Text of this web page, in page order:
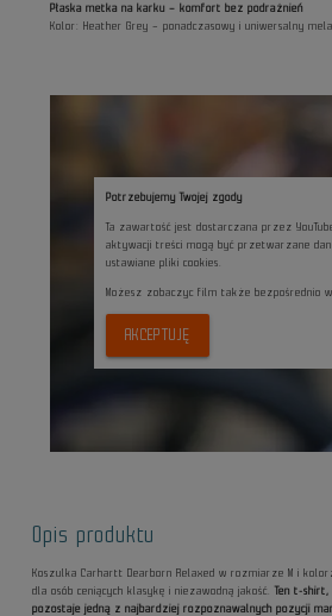
Płaska metka na karku – komfort bez podrażnień
Kolor: Heather Grey – ponadczasowy i uniwersalny
Potrzebujemy Twojej zgody
Ta zawartość jest dostarczana przez
aktywacji treści mogą być przetwarzane
ustawiane pliki cookies.
Możesz zobaczyc film także bezpośrednio w
AKCEPTUJĘ
Opis produktu
Koszulka Carhartt Dearborn Relaxed w rozmiarze M i
dla osób ceniących klasykę i niezawodną jakość.Ten t-
pozostaje jedną z najbardziej rozpoznawalnych pozycji